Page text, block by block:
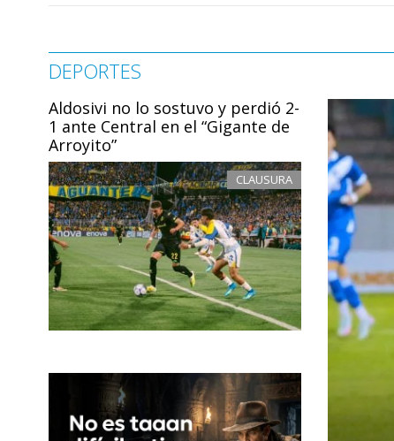
DEPORTES
Aldosivi no lo sostuvo y perdió 2-
1 ante Central en el “Gigante de
Arroyito”
CLAUSURA